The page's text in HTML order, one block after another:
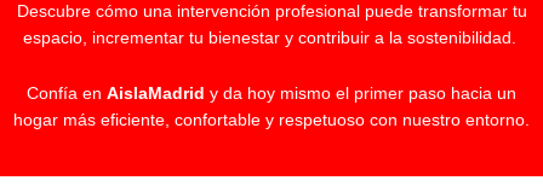
Descubre cómo una intervención profesional puede transformar tu
espacio, incrementar tu bienestar y contribuir a la sostenibilidad.
Confía en AislaMadrid y da hoy mismo el primer paso hacia un
hogar más eficiente, confortable y respetuoso con nuestro entorno.